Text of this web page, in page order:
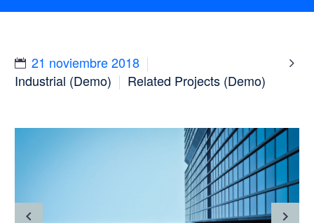

21 noviembre 2018
Industrial (Demo)
Related Projects (Demo)